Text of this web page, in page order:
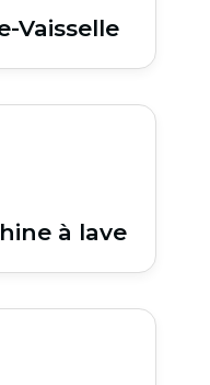
Vaisselle
à lave